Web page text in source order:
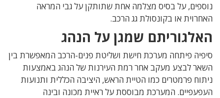
נוספים, על בסיס מצלמה אחת שתותקן על גבי המראה
האחרוית או בקונסולת גג הרכב.
האלגוריתם שמגן על הנהג
סיפיה פיתחה מערכת חישת ושליטת פנים-הרכב המאפשרת בין
השאר לבצע מעקב אחר רמת העירנות של הנהג באמצעות
ניתוח פרמטרים כמו הטיית הראש, היציבה הכללית ותנועות
העפעפיים. המערכת מבוססת על ראיית מכונה ובינה